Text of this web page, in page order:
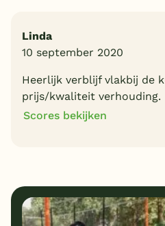
Linda
10 september 2020
Heerlijk verblijf vlakbij de
prijs/kwaliteit verhouding.
Scores bekijken
7 Bungalows